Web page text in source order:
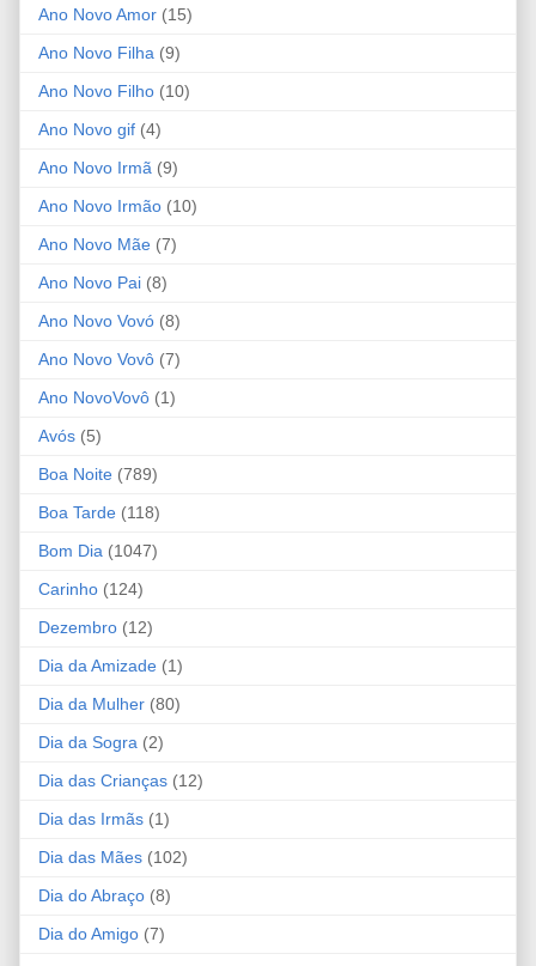
Ano Novo Amor (15)
Ano Novo Filha (9)
Ano Novo Filho (10)
Ano Novo gif (4)
Ano Novo Irmã (9)
Ano Novo Irmão (10)
Ano Novo Mãe (7)
Ano Novo Pai (8)
Ano Novo Vovó (8)
Ano Novo Vovô (7)
Ano NovoVovô (1)
Avós (5)
Boa Noite (789)
Boa Tarde (118)
Bom Dia (1047)
Carinho (124)
Dezembro (12)
Dia da Amizade (1)
Dia da Mulher (80)
Dia da Sogra (2)
Dia das Crianças (12)
Dia das Irmãs (1)
Dia das Mães (102)
Dia do Abraço (8)
Dia do Amigo (7)